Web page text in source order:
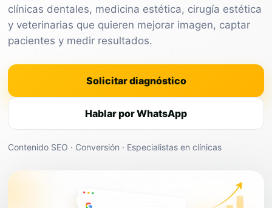
clínicas dentales, medicina estética, cirugía estética
y veterinarias que quieren mejorar imagen, captar
pacientes y medir resultados.
Solicitar diagnóstico
Hablar por WhatsApp
Contenido SEO · Conversión · Especialistas en clínicas